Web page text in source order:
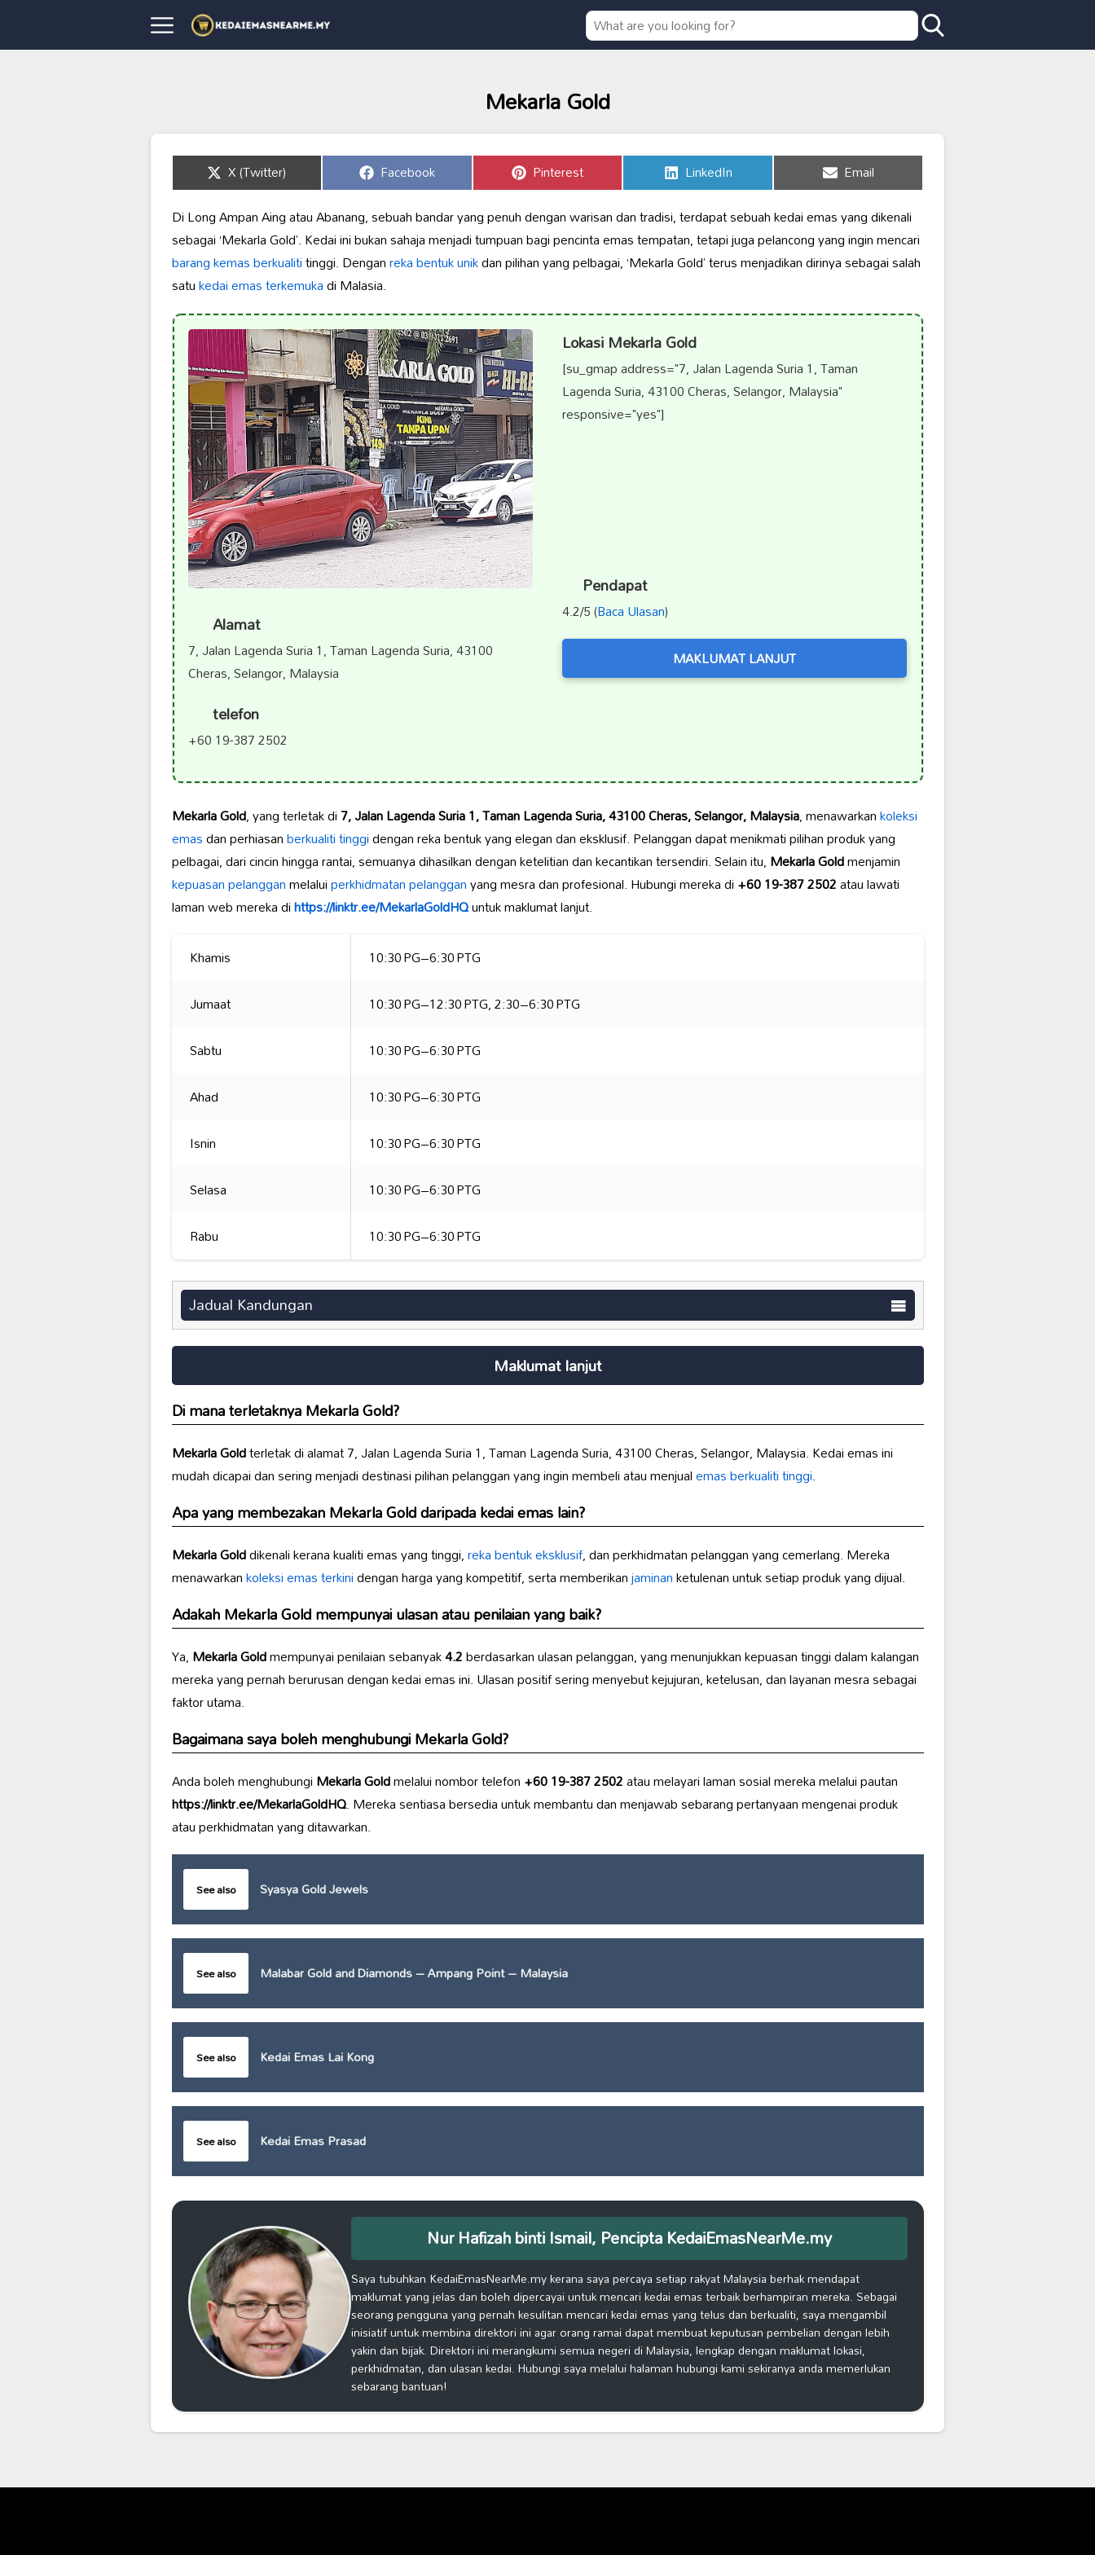
Mekarla Gold
Share
on
X (Twitter) Share
on
Facebook Share
on
Pinterest Share
on
LinkedIn Share
on
Email
Di Long Ampan Aing atau Abanang, sebuah bandar yang penuh dengan warisan dan tradisi, terdapat sebuah kedai emas yang dikenali
sebagai ‘Mekarla Gold’. Kedai ini bukan sahaja menjadi tumpuan bagi pencinta emas tempatan, tetapi juga pelancong yang ingin mencari
barang kemas berkualititinggi. Denganreka bentuk unikdan pilihan yang pelbagai, ‘Mekarla Gold’ terus menjadikan dirinya sebagai salah
satukedai emas terkemukadi Malasia.
Alamat
7, Jalan Lagenda Suria 1, Taman Lagenda Suria, 43100
Cheras, Selangor, Malaysia
telefon
+60 19-387 2502
Lokasi Mekarla Gold
[su_gmap address="7, Jalan Lagenda Suria 1, Taman
Lagenda Suria, 43100 Cheras, Selangor, Malaysia"
responsive="yes"]
Pendapat
4.2/5 (Baca Ulasan)
MAKLUMAT LANJUT
Mekarla Gold, yang terletak di7, Jalan Lagenda Suria 1, Taman Lagenda Suria, 43100 Cheras, Selangor, Malaysia, menawarkankoleksi
emasdan perhiasanberkualiti tinggidengan reka bentuk yang elegan dan eksklusif. Pelanggan dapat menikmati pilihan produk yang
pelbagai, dari cincin hingga rantai, semuanya dihasilkan dengan ketelitian dan kecantikan tersendiri. Selain itu,Mekarla Goldmenjamin
kepuasan pelangganmelaluiperkhidmatan pelangganyang mesra dan profesional. Hubungi mereka di+60 19-387 2502atau lawati
laman web mereka dihttps://linktr.ee/MekarlaGoldHQuntuk maklumat lanjut.
Khamis
10:30 PG–6:30 PTG
Jumaat
10:30 PG–12:30 PTG, 2:30–6:30 PTG
Sabtu
10:30 PG–6:30 PTG
Ahad
10:30 PG–6:30 PTG
Isnin
10:30 PG–6:30 PTG
Selasa
10:30 PG–6:30 PTG
Rabu
10:30 PG–6:30 PTG
Jadual Kandungan
Maklumat lanjut
Di mana terletaknyaMekarla Gold?
Mekarla Goldterletak di alamat 7, Jalan Lagenda Suria 1, Taman Lagenda Suria, 43100 Cheras, Selangor, Malaysia. Kedai emas ini
mudah dicapai dan sering menjadi destinasi pilihan pelanggan yang ingin membeli atau menjualemas berkualiti tinggi.
Apa yang membezakanMekarla Golddaripada kedai emas lain?
Mekarla Golddikenali kerana kualiti emas yang tinggi,reka bentuk eksklusif, dan perkhidmatan pelanggan yang cemerlang. Mereka
menawarkankoleksi emas terkinidengan harga yang kompetitif, serta memberikanjaminanketulenan untuk setiap produk yang dijual.
AdakahMekarla Goldmempunyai ulasan atau penilaian yang baik?
Ya,Mekarla Goldmempunyai penilaian sebanyak4.2berdasarkan ulasan pelanggan, yang menunjukkan kepuasan tinggi dalam kalangan
mereka yang pernah berurusan dengan kedai emas ini. Ulasan positif sering menyebut kejujuran, ketelusan, dan layanan mesra sebagai
faktor utama.
Bagaimana saya boleh menghubungiMekarla Gold?
Anda boleh menghubungiMekarla Goldmelalui nombor telefon+60 19-387 2502atau melayari laman sosial mereka melalui pautan
https://linktr.ee/MekarlaGoldHQ. Mereka sentiasa bersedia untuk membantu dan menjawab sebarang pertanyaan mengenai produk
atau perkhidmatan yang ditawarkan.
See also Syasya Gold Jewels
See also Malabar Gold and Diamonds – Ampang Point – Malaysia
See also Kedai Emas Lai Kong
See also Kedai Emas Prasad
Nur Hafizah binti Ismail, Pencipta KedaiEmasNearMe.my
Saya tubuhkan KedaiEmasNearMe.my kerana saya percaya setiap rakyat Malaysia berhak mendapat
maklumat yang jelas dan boleh dipercayai untuk mencari kedai emas terbaik berhampiran mereka. Sebagai
seorang pengguna yang pernah kesulitan mencari kedai emas yang telus dan berkualiti, saya mengambil
inisiatif untuk membina direktori ini agar orang ramai dapat membuat keputusan pembelian dengan lebih
yakin dan bijak. Direktori ini merangkumi semua negeri di Malaysia, lengkap dengan maklumat lokasi,
perkhidmatan, dan ulasan kedai. Hubungi saya melalui halaman hubungi kami sekiranya anda memerlukan
sebarang bantuan!